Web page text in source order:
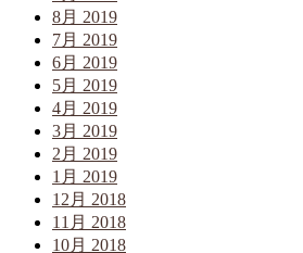
8月 2019
7月 2019
6月 2019
5月 2019
4月 2019
3月 2019
2月 2019
1月 2019
12月 2018
11月 2018
10月 2018